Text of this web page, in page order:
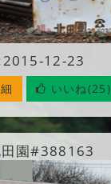
12-23
いいね(25)
園#388163